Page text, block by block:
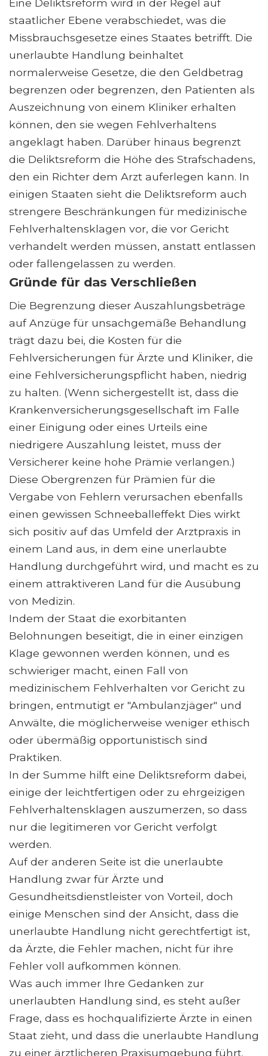
Eine Deliktsreform wird in der Regel auf
staatlicher Ebene verabschiedet, was die
Missbrauchsgesetze eines Staates betrifft. Die
unerlaubte Handlung beinhaltet
normalerweise Gesetze, die den Geldbetrag
begrenzen oder begrenzen, den Patienten als
Auszeichnung von einem Kliniker erhalten
können, den sie wegen Fehlverhaltens
angeklagt haben. Darüber hinaus begrenzt
die Deliktsreform die Höhe des Strafschadens,
den ein Richter dem Arzt auferlegen kann. In
einigen Staaten sieht die Deliktsreform auch
strengere Beschränkungen für medizinische
Fehlverhaltensklagen vor, die vor Gericht
verhandelt werden müssen, anstatt entlassen
oder fallengelassen zu werden.
Gründe für das Verschließen
Die Begrenzung dieser Auszahlungsbeträge
auf Anzüge für unsachgemäße Behandlung
trägt dazu bei, die Kosten für die
Fehlversicherungen für Ärzte und Kliniker, die
eine Fehlversicherungspflicht haben, niedrig
zu halten. (Wenn sichergestellt ist, dass die
Krankenversicherungsgesellschaft im Falle
einer Einigung oder eines Urteils eine
niedrigere Auszahlung leistet, muss der
Versicherer keine hohe Prämie verlangen.)
Diese Obergrenzen für Prämien für die
Vergabe von Fehlern verursachen ebenfalls
einen gewissen Schneeballeffekt Dies wirkt
sich positiv auf das Umfeld der Arztpraxis in
einem Land aus, in dem eine unerlaubte
Handlung durchgeführt wird, und macht es zu
einem attraktiveren Land für die Ausübung
von Medizin.
Indem der Staat die exorbitanten
Belohnungen beseitigt, die in einer einzigen
Klage gewonnen werden können, und es
schwieriger macht, einen Fall von
medizinischem Fehlverhalten vor Gericht zu
bringen, entmutigt er "Ambulanzjäger" und
Anwälte, die möglicherweise weniger ethisch
oder übermäßig opportunistisch sind
Praktiken.
In der Summe hilft eine Deliktsreform dabei,
einige der leichtfertigen oder zu ehrgeizigen
Fehlverhaltensklagen auszumerzen, so dass
nur die legitimeren vor Gericht verfolgt
werden.
Auf der anderen Seite ist die unerlaubte
Handlung zwar für Ärzte und
Gesundheitsdienstleister von Vorteil, doch
einige Menschen sind der Ansicht, dass die
unerlaubte Handlung nicht gerechtfertigt ist,
da Ärzte, die Fehler machen, nicht für ihre
Fehler voll aufkommen können.
Was auch immer Ihre Gedanken zur
unerlaubten Handlung sind, es steht außer
Frage, dass es hochqualifizierte Ärzte in einen
Staat zieht, und dass die unerlaubte Handlung
zu einer ärztlicheren Praxisumgebung führt.